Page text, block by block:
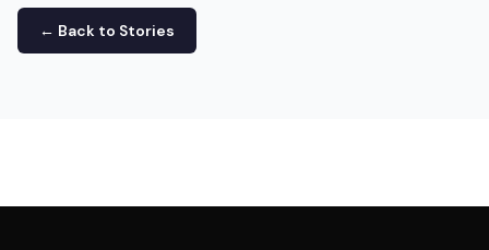
← Back to Stories